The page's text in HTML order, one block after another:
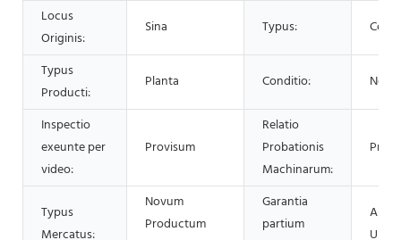
Locus
Originis:
Sina Typus:
Typus
Producti:
Planta Conditio:
Inspectio
exeunte per
video:
Provisum
Relatio
Probationis
Machinarum:
Typus
Mercatus:
Novum
Productum
Garantia
partium
Unus